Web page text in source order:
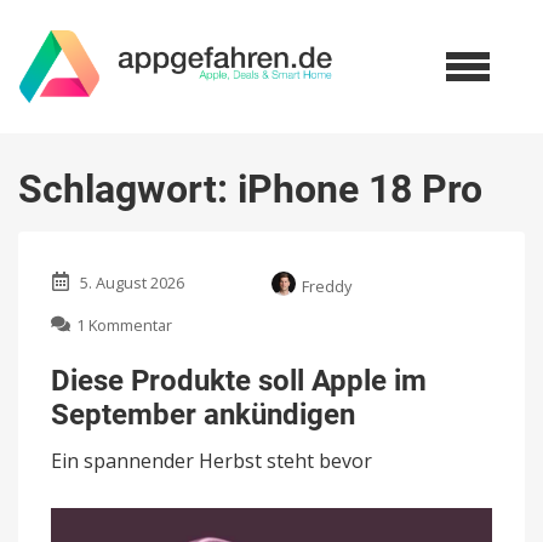
Schlagwort: iPhone 18 Pro
5. August 2026
Freddy
1 Kommentar
Produkte
soll
Apple
September
Diese Produkte soll Apple im
September ankündigen
Ein spannender Herbst steht bevor